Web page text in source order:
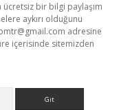
ücretsiz bir bilgi paylaşım
aykırı olduğunu
adresine
içerisinde sitemizden